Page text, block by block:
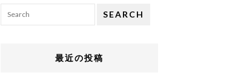
SEARCH
最近の投稿